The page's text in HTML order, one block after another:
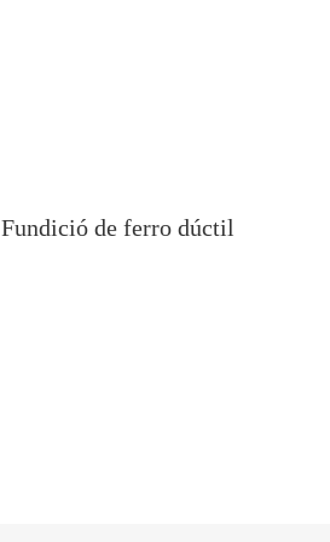
Fundició de ferro dúctil